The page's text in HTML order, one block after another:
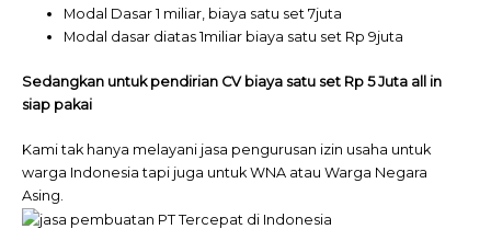
Modal Dasar 1 miliar, biaya satu set 7juta
Modal dasar diatas 1miliar biaya satu set Rp 9juta
Sedangkan untuk pendirian CV biaya satu set Rp 5 Juta all in
siap pakai
Kami tak hanya melayani jasa pengurusan izin usaha untuk
warga Indonesia tapi juga untuk WNA atau Warga Negara
Asing.